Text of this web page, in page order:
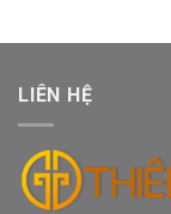
LIÊN HỆ